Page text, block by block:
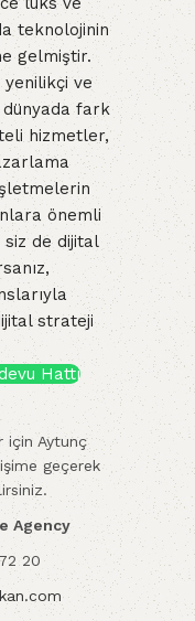
teknolojinin
gelmiştir.
yenilikçi ve
dünyada fark
hizmetler,
önemli
siz de dijital
strateji
Hattı
için Aytunç
geçerek
Agency
20